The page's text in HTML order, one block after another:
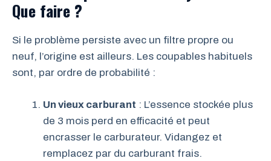
Que faire ?
Si le problème persiste avec un filtre propre ou
neuf, l’origine est ailleurs. Les coupables habituels
sont, par ordre de probabilité :
Un vieux carburant : L’essence stockée plus
de 3 mois perd en efficacité et peut
encrasser le carburateur. Vidangez et
remplacez par du carburant frais.